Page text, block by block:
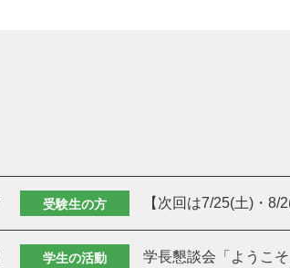
受験生の方 【次回は7/25(土)・
学生の活動 学長懇談会「ようこ